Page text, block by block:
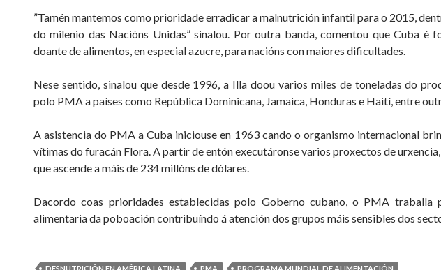
”Tamén mantemos como prioridade erradicar a malnutrición infantil para o 2015,
do milenio das Nacións Unidas” sinalou. Por outra banda, comentou que Cuba é
doante de alimentos, en especial azucre, para nacións con maiores dificultades.
Nese sentido, sinalou que desde 1996, a Illa doou varios miles de toneladas do
polo PMA a países como República Dominicana, Jamaica, Honduras e Haití, entre
A asistencia do PMA a Cuba iniciouse en 1963 cando o organismo internacional
vítimas do furacán Flora. A partir de entón executáronse varios proxectos de
que ascende a máis de 234 millóns de dólares.
Dacordo coas prioridades establecidas polo Goberno cubano, o PMA traballa
alimentaria da poboación contribuíndo á atención dos grupos máis sensibles dos